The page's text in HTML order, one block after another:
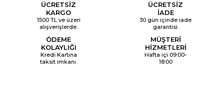
ÜCRETSİZ
KARGO
1500 TL ve üzeri
alışverişlerde.
ÜCRETSİZ
İADE
30 gün içinde iade
garantisi.
ÖDEME
KOLAYLIĞI
Kredi Kartına
taksit imkanı.
MÜŞTERİ
HİZMETLERİ
Hafta içi 09:00-
18:00